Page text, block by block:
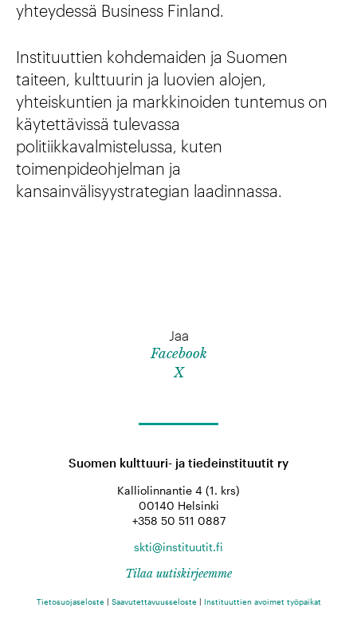
yhteydessä Business Finland.
Instituuttien kohdemaiden ja Suomen
taiteen, kulttuurin ja luovien alojen,
yhteiskuntien ja markkinoiden tuntemus on
käytettävissä tulevassa
politiikkavalmistelussa, kuten
toimenpideohjelman ja
kansainvälisyystrategian laadinnassa.
Jaa
Facebook
X
Suomen kulttuuri- ja tiedeinstituutit ry
Kalliolinnantie 4 (1. krs)
00140 Helsinki
+358 50 511 0887
skti@instituutit.fi
Tilaa uutiskirjeemme
Tietosuojaseloste| Saavutettavuusseloste| Instituuttien avoimet työpaikat